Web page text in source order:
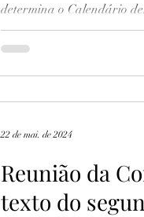
determina o Calendário
Reunião da
texto do
22 de mai. de 2024